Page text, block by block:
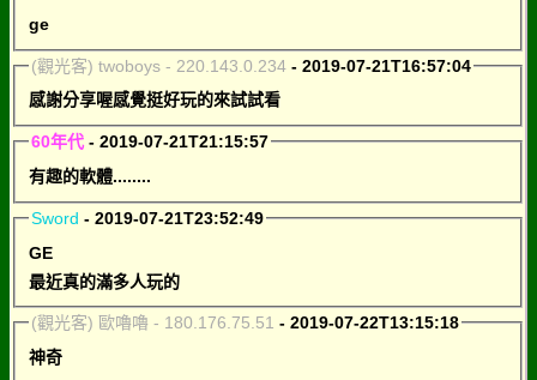
ge
(觀光客) twoboys - 220.143.0.234- 2019-07-21T16:57:04
感謝分享喔感覺挺好玩的來試試看
60年代- 2019-07-21T21:15:57
有趣的軟體........
Sword - 2019-07-21T23:52:49
GE
最近真的滿多人玩的
(觀光客) 歐嚕嚕 - 180.176.75.51 - 2019-07-22T13:15:18
神奇